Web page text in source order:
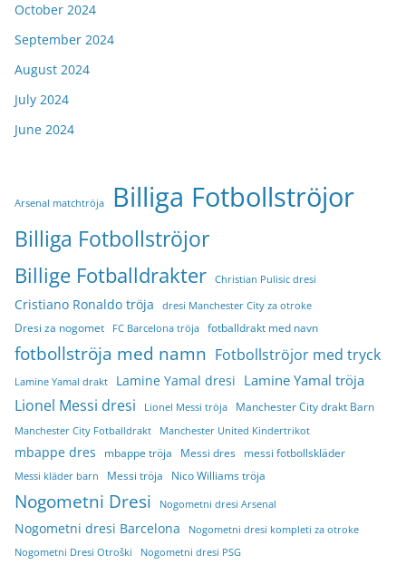
October 2024
September 2024
August 2024
July 2024
June 2024
Arsenal matchtröja Billiga Fotbollströjor
Billiga Fotbollströjor
Billige Fotballdrakter Christian Pulisic dresi
Cristiano Ronaldo tröja dresi Manchester City za otroke
Dresi za nogomet FC Barcelona tröja fotballdrakt med navn
fotbollströja med namn Fotbollströjor med tryck
Lamine Yamal drakt Lamine Yamal dresi Lamine Yamal tröja
Lionel Messi dresi Lionel Messi tröja Manchester City drakt Barn
Manchester City Fotballdrakt Manchester United Kindertrikot
mbappe dres mbappe tröja Messi dres messi fotbollskläder
Messi kläder barn Messi tröja Nico Williams tröja
Nogometni Dresi Nogometni dresi Arsenal
Nogometni dresi Barcelona
Nogometni dresi kompleti za otroke
Nogometni Dresi Otroški
Nogometni dresi PSG